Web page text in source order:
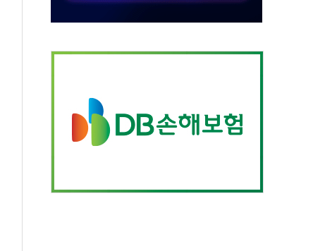
대한민국 여름